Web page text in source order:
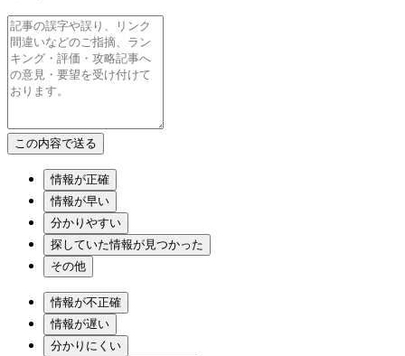
情報が正確
情報が早い
分かりやすい
探していた情報が見つかった
その他
情報が不正確
情報が遅い
分かりにくい